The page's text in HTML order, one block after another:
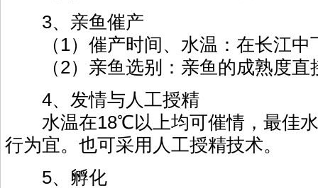
3、亲鱼催产
（1）催产时间、水温：在长江中
（2）亲鱼选别：亲鱼的成熟度直接
4、发情与人工授精
水温在18℃以上均可催情，最佳水
行为宜。也可采用人工授精技术。
5、孵化